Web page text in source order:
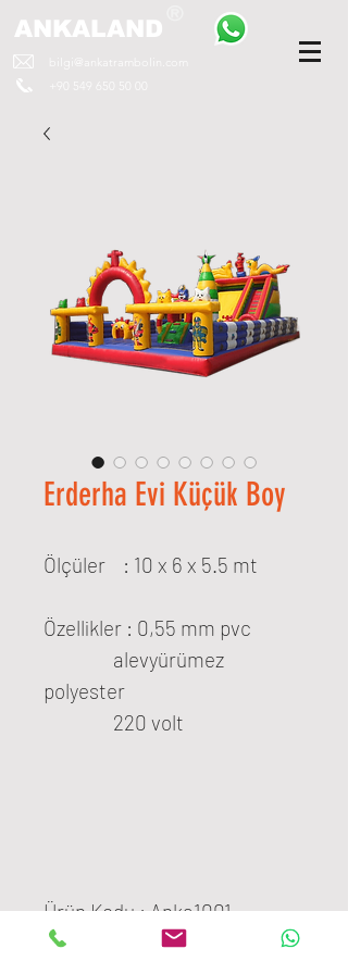
ANKALAND
bilgi@ankatrambolin.com
Erderha Evi Küçük Boy
Ölçüler : 10 x 6 x 5.5 mt
Özellikler : 0,55 mm pvc
alevyürümez
polyester
220 volt
Ürün Kodu : Anka1001